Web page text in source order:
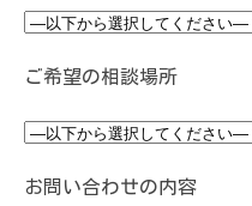
ご希望の相談場所
お問い合わせの内容